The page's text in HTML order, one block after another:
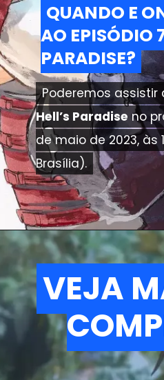
QUANDO E
AO EPISÓDIO
PARADISE?
QUANDO E
AO EPISÓDIO
PARADISE?
Poderemos assistir
Hell’s Paradise no
de maio de 2023, às
Brasília).
Poderemos assistir
Hell’s Paradise no
de maio de 2023, às
Brasília).
VEJA
VEJA